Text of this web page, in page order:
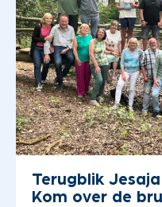
Terugblik
Kom over de